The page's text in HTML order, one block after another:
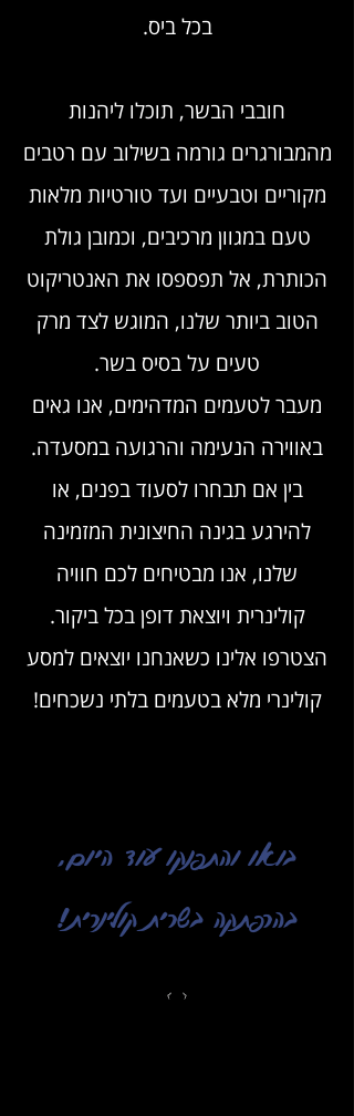
בכל ביס.
חובבי הבשר, תוכלו ליהנות
מהמבורגרים גורמה בשילוב עם רטבים
מקוריים וטבעיים ועד טורטיות מלאות
טעם במגוון מרכיבים, וכמובן גולת
הכותרת, אל תפספסו את האנטריקוט
הטוב ביותר שלנו, המוגש לצד מרק
טעים על בסיס בשר.
מעבר לטעמים המדהימים, אנו גאים
באווירה הנעימה והרגועה במסעדה.
בין אם תבחרו לסעוד בפנים, או
להירגע בגינה החיצונית המזמינה
שלנו, אנו מבטיחים לכם חוויה
קולינרית ויוצאת דופן בכל ביקור.
הצטרפו אלינו כשאנחנו יוצאים למסע
קולינרי מלא בטעמים בלתי נשכחים!
בואו והתפנקו עוד היום,
בהרפתקה בשרית קולינרית!